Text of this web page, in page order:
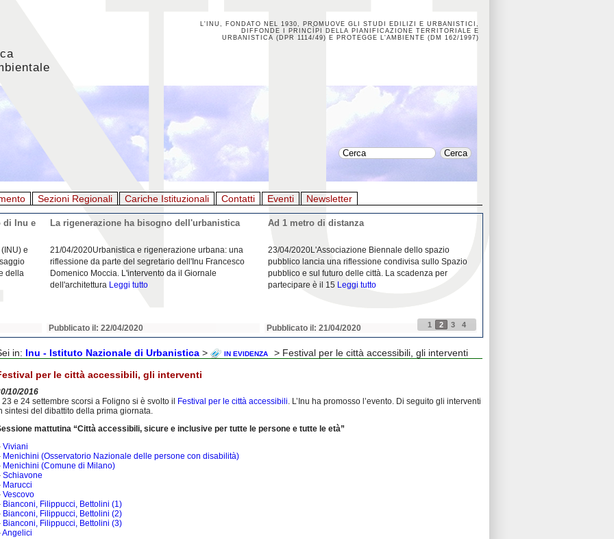
L'INU, FONDATO NEL 1930, PROMUOVE GLI STUDI EDILIZI E URBANISTICI,
DIFFONDE I PRINCÌPI DELLA PIANIFICAZIONE TERRITORIALE E
URBANISTICA (DPR 1114/49) E PROTEGGE L'AMBIENTE (DM 162/1997)
Sezioni Regionali Cariche Istituzionali Contatti Eventi Newsletter
di Inu e
e
della
La rigenerazione ha bisogno dell'urbanistica
21/04/2020Urbanistica e rigenerazione urbana: una
riflessione da parte del segretario dell'Inu Francesco
Domenico Moccia. L'intervento da il Giornale
dell'architettura Leggi tutto
Pubblicato il: 22/04/2020
Ad 1 metro di distanza
23/04/2020L'Associazione Biennale dello spazio
pubblico lancia una riflessione condivisa sullo Spazio
pubblico e sul futuro delle città. La scadenza per
partecipare è il 15 Leggi tutto
Pubblicato il: 21/04/2020 1 2 3 4
in: Inu - Istituto Nazionale di Urbanistica > IN EVIDENZA
> Festival per le città accessibili, gli interventi
per le città accessibili, gli interventi
10/2016
23 e 24 settembre scorsi a Foligno si è svolto il
Festival per le città accessibili. L’Inu ha promosso l’evento. Di seguito gli interventi
sintesi del dibattito della prima giornata.
mattutina “Città accessibili, sicure e inclusive per tutte le persone e tutte le età”
Viviani
Menichini (Osservatorio Nazionale delle persone con disabilità)
Menichini (Comune di Milano)
Schiavone
Marucci
Vescovo
Bianconi, Filippucci, Bettolini (1)
Bianconi, Filippucci, Bettolini (2)
Bianconi, Filippucci, Bettolini (3)
Angelici